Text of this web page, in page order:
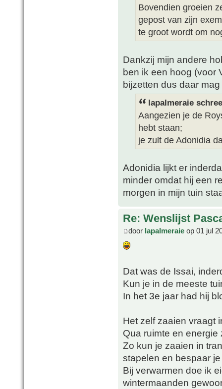
Bovendien groeien
gepost van zijn
te groot wordt om
Dankzij mijn andere
ben ik een hoog (voor
bijzetten dus daar
lapalmeraie
Aangezien je de
hebt staan;
je zult de Adonidia
Adonidia lijkt er
minder omdat hij een
morgen in mijn tuin
Re: Wenslijst
door lapalmeraie op 01 jul
Dat was de Issai,
Kun je in de meeste
In het 3e jaar had hij
Het zelf zaaien vraagt
Qua ruimte en
Zo kun je zaaien in
stapelen en bespaar
Bij verwarmen doe ik
wintermaanden